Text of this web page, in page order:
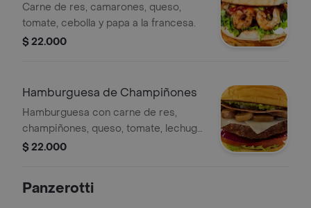
Carne de res, camarones, queso,
tomate, cebolla y papa a la francesa.
$ 22.000
Hamburguesa de Champiñones
Hamburguesa con carne de res,
champiñones, queso, tomate, lechuga,
cebolla, pepinillos y guacamole.
$ 22.000
Panzerotti